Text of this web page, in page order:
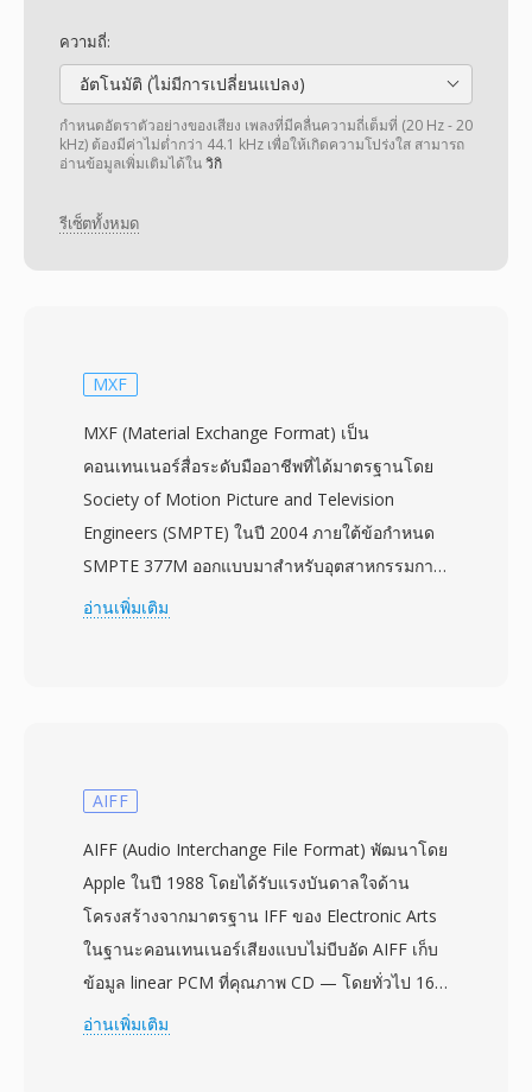
ความถี่:
อัตโนมัติ (ไม่มีการเปลี่ยนแปลง)
กำหนดอัตราตัวอย่างของเสียง เพลงที่มีคลื่นความถี่เต็มที่ (20 Hz - 20
kHz) ต้องมีค่าไม่ต่ำกว่า 44.1 kHz เพื่อให้เกิดความโปร่งใส สามารถ
อ่านข้อมูลเพิ่มเติมได้ในวิกิ
รีเซ็ตทั้งหมด
MXF
MXF (Material Exchange Format) เป็น
คอนเทนเนอร์สื่อระดับมืออาชีพที่ได้มาตรฐานโดย
Society of Motion Picture and Television
Engineers (SMPTE) ในปี 2004 ภายใต้ข้อกำหนด
SMPTE 377M ออกแบบมาสำหรับอุตสาหกรรมการ
ออกอากาศและหลังการผลิต โดย MXF เป็นตัวห่อหุ้ม
และ JPEG 2000 ทำให้ปรับตัวได้กับระดับคุณภาพ
คุณภาพมาสเตอร์ กรอบเมตาดาต้าที่ครอบคลุมเป็น
หนึ่งในคุณลักษณะเด่นของ MXF โดยบรรจุข้อมูล
การผลิต เช่น ไทม์โค้ด ชื่อคลิป ตัวบ่งชี้เชิงพรรณนา
การอ้างอิงแหล่ง และพารามิเตอร์ทางเทคนิคภายใน
โครงร่างการเข้ารหัส Key-Length-Value (KLV) ที่มี
โครงสร้าง เมตาดาต้านี้เดินทางไปพร้อมกับเนื้อหา
อ่านเพิ่มเติม
AIFF
AIFF (Audio Interchange File Format) พัฒนาโดย
Apple ในปี 1988 โดยได้รับแรงบันดาลใจด้าน
โครงสร้างจากมาตรฐาน IFF ของ Electronic Arts
ในฐานะคอนเทนเนอร์เสียงแบบไม่บีบอัด AIFF เก็บ
ข้อมูล linear PCM ที่คุณภาพ CD — โดยทั่วไป 16
บิตที่ 44.1 kHz — รักษาทุกรายละเอียดของการ
อ่านเพิ่มเติม